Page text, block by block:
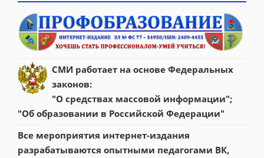
СМИ работает на основе Федеральных
законов:
"О средствах массовой информации";
"Об образовании в Российской Федерации"
Все мероприятия интернет-издания
разрабатываются опытными педагогами ВК,